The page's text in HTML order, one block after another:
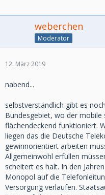
weberchen
Moderator
12. März 2019
nabend...
selbstverständlich gibt es
Bundesgebiet, wo der
flächendeckend funktioniert.
liegen das die Deutsche
gewinnorientiert arbeiten
Allgemeinwohl erfüllen
scheitert es halt. In den
Monopol auf die
Versorgung verlaufen.